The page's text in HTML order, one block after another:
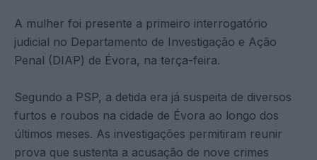
A mulher foi presente a primeiro interrogatório
judicial no Departamento de Investigação e Ação
Penal (DIAP) de Évora, na terça-feira.
Segundo a PSP, a detida era já suspeita de diversos
furtos e roubos na cidade de Évora ao longo dos
últimos meses. As investigações permitiram reunir
prova que sustenta a acusação de nove crimes